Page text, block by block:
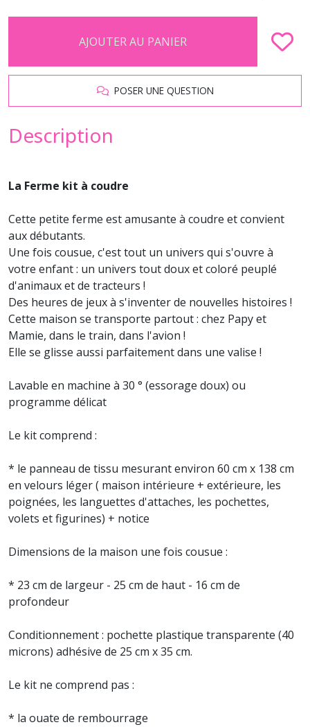
AJOUTER AU PANIER
POSER UNE QUESTION
Description
La Ferme kit à coudre
Cette petite ferme est amusante à coudre et convient
aux débutants.
Une fois cousue, c'est tout un univers qui s'ouvre à
votre enfant : un univers tout doux et coloré peuplé
d'animaux et de tracteurs !
Des heures de jeux à s'inventer de nouvelles histoires !
Cette maison se transporte partout : chez Papy et
Mamie, dans le train, dans l'avion !
Elle se glisse aussi parfaitement dans une valise !
Lavable en machine à 30 ° (essorage doux) ou
programme délicat
Le kit comprend :
* le panneau de tissu mesurant environ 60 cm x 138 cm
en velours léger ( maison intérieure + extérieure, les
poignées, les languettes d'attaches, les pochettes,
volets et figurines) + notice
Dimensions de la maison une fois cousue :
* 23 cm de largeur - 25 cm de haut - 16 cm de
profondeur
Conditionnement : pochette plastique transparente (40
microns) adhésive de 25 cm x 35 cm.
Le kit ne comprend pas :
* la ouate de rembourrage